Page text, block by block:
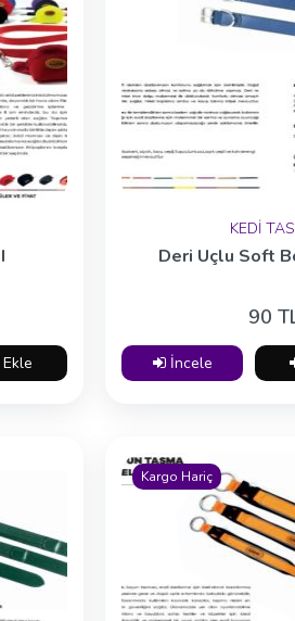
KEDİ
Deri Uçlu Soft
90
İncele
Kargo Hariç